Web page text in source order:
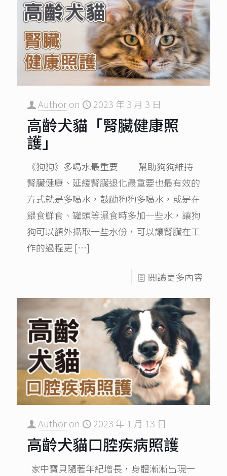
Authoron 2023 年 3 月 3 日
高齡犬貓「腎臟健康照
護」
《狗狗》多喝水最重要 幫助狗狗維持
腎臟健康、延緩腎臟退化最重要也最有效的
方式就是多喝水，鼓勵狗狗多喝水，或是在
餵食鮮食、罐頭等濕食時多加一些水，讓狗
狗可以額外攝取一些水份，可以讓腎臟在工
作的過程更 […]
閱讀更多內容
Authoron 2023 年 1 月 13 日
高齡犬貓口腔疾病照護
家中寶貝隨著年紀增長，身體漸漸出現一